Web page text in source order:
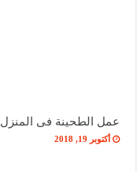
عمل الطحينة فى المنزل
أكتوبر 19, 2018